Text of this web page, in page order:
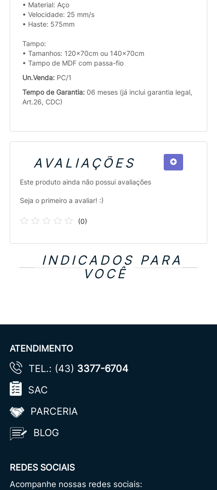
• Material: Aço
• Velocidade: 25 mm/s
• Haste: 575mm
Tampo:
• Tamanhos: 120x70cm ou 140x70cm
• Tampo de MDF com passa-fio
Un.Venda: PC/1
Tempo de Garantia: 06 meses (já inclui garantia legal,
Art.26, CDC)
AVALIAÇÕES
Este produto ainda não possui avaliações
Seja o primeiro a avaliar! :)
(0)
INDICADOS PARA
VOCÊ
ATENDIMENTO
TEL.: (43) 3377-6704
SAC
PARCERIA
BLOG
REDES SOCIAIS
Acompanhe nossas redes sociais: